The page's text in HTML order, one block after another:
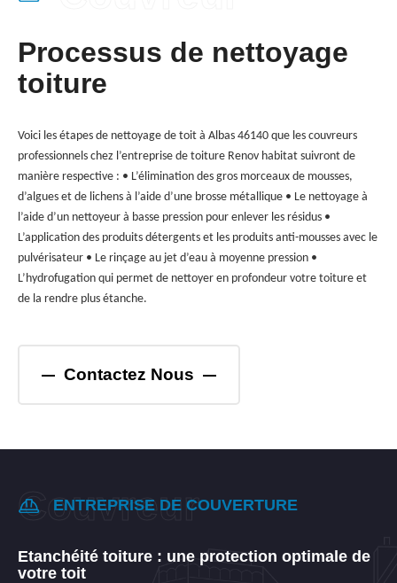
Processus de nettoyage
toiture
Voici les étapes de nettoyage de toit à Albas 46140 que les couvreurs
professionnels chez l’entreprise de toiture Renov habitat suivront de
manière respective : • L’élimination des gros morceaux de mousses,
d’algues et de lichens à l’aide d’une brosse métallique • Le nettoyage à
l’aide d’un nettoyeur à basse pression pour enlever les résidus •
L’application des produits détergents et les produits anti-mousses avec le
pulvérisateur • Le rinçage au jet d’eau à moyenne pression •
L’hydrofugation qui permet de nettoyer en profondeur votre toiture et
de la rendre plus étanche.
Contactez Nous
ENTREPRISE DE COUVERTURE
Etanchéité toiture : une protection optimale de
votre toit